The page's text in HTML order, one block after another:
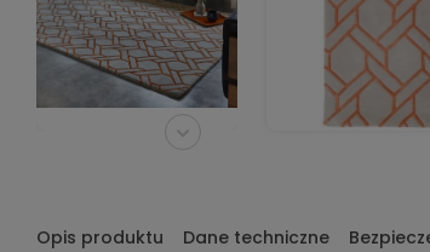
Opis produktu Dane techniczne